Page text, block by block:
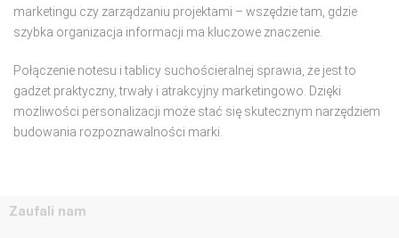
marketingu czy zarządzaniu projektami – wszędzie tam, gdzie
szybka organizacja informacji ma kluczowe znaczenie.
Połączenie notesu i tablicy suchościeralnej sprawia, że jest to
gadżet praktyczny, trwały i atrakcyjny marketingowo. Dzięki
możliwości personalizacji może stać się skutecznym narzędziem
budowania rozpoznawalności marki.
Zaufali nam